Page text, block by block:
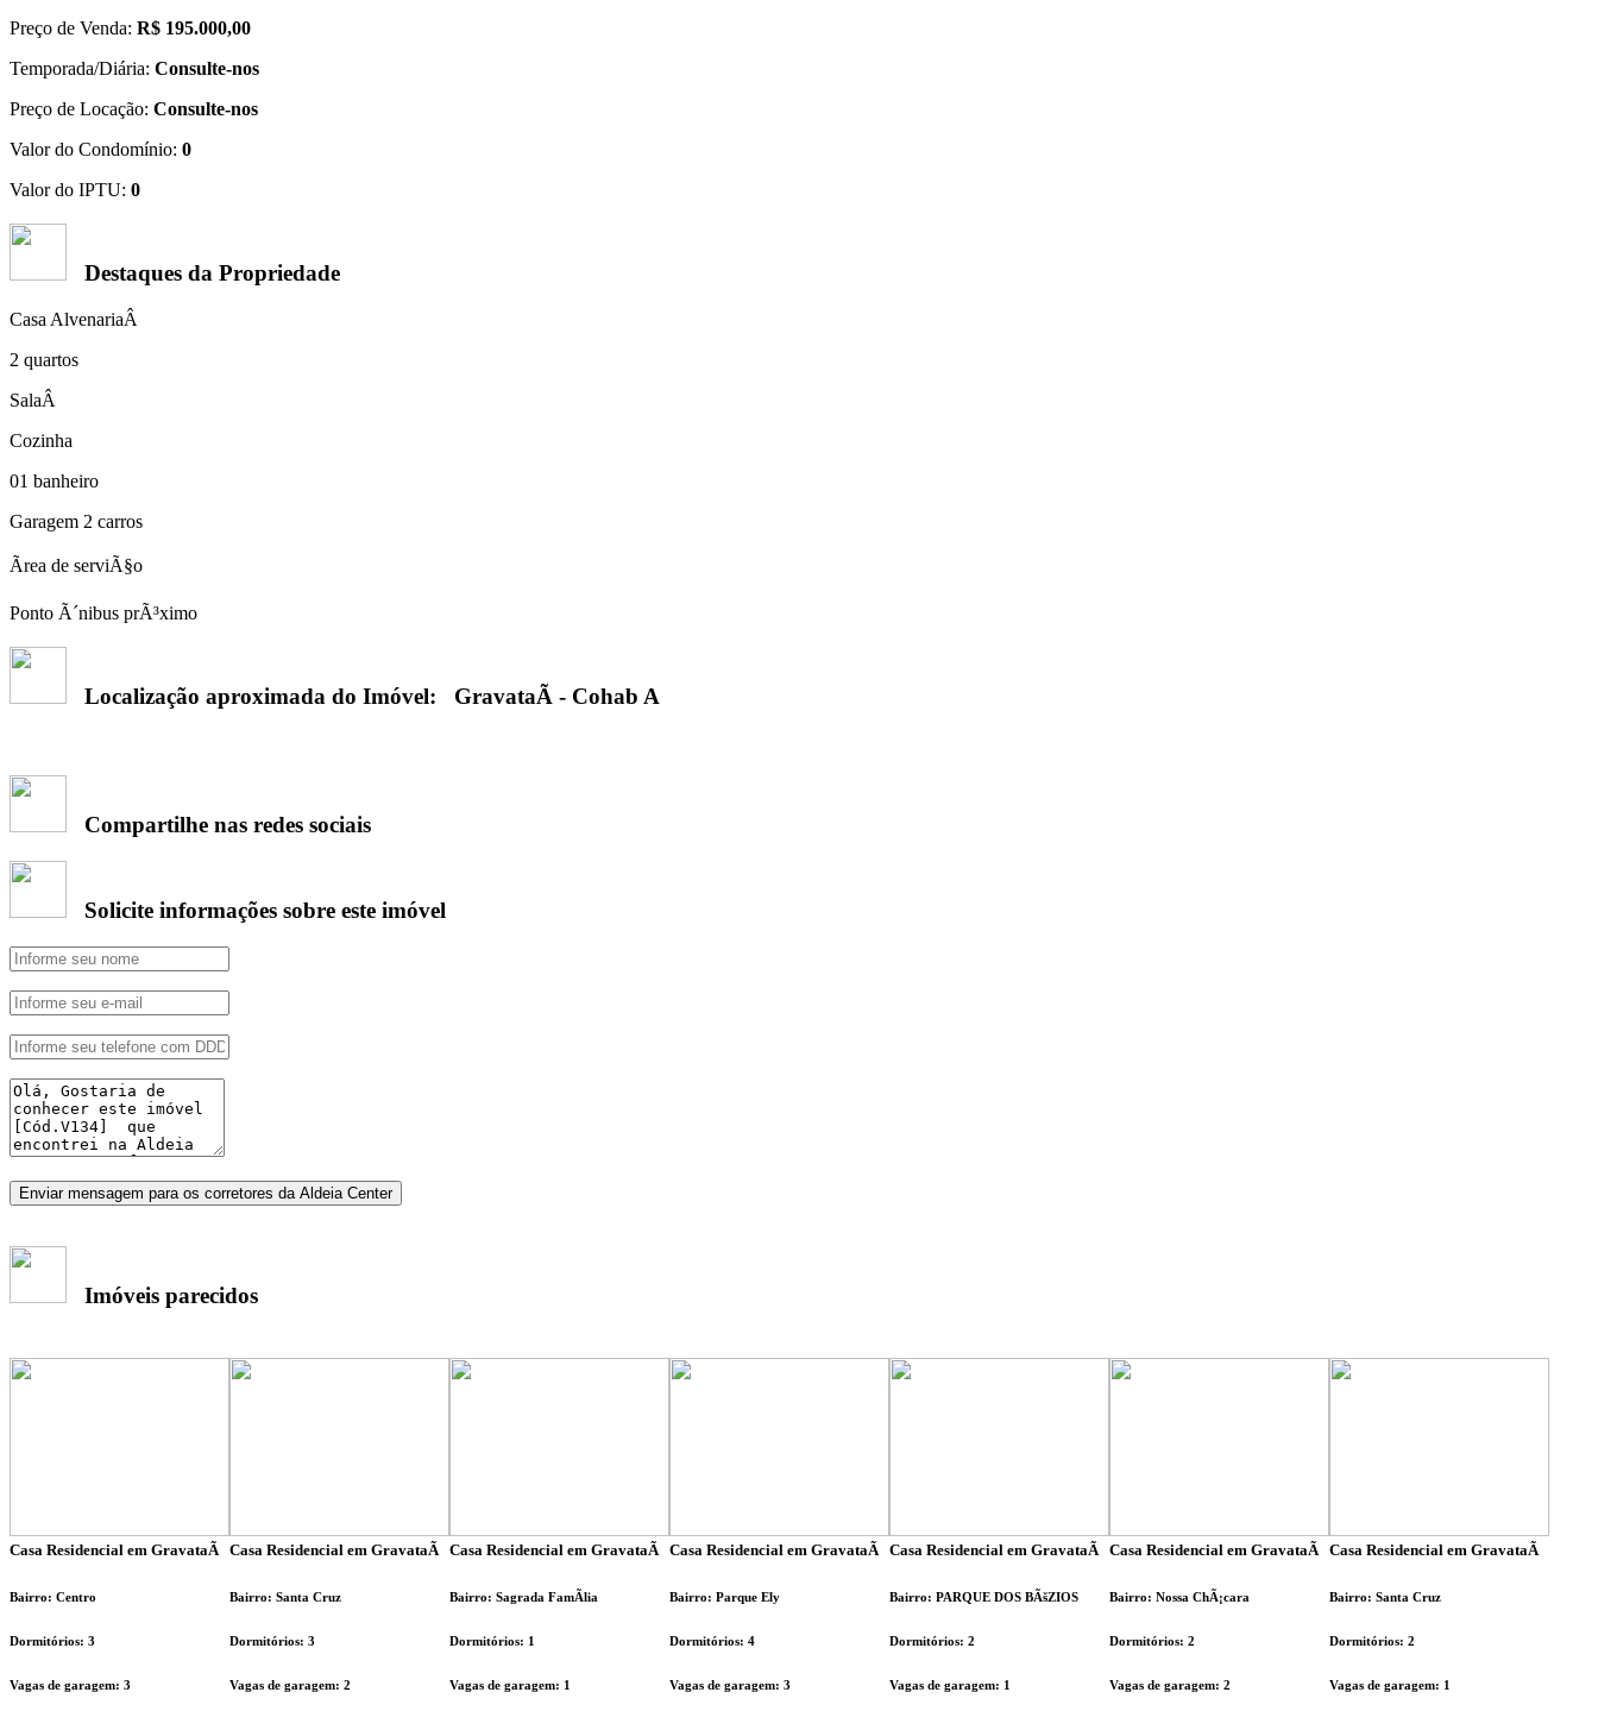
Preço de Venda: R$ 195.000,00
Temporada/Diária: Consulte-nos
Preço de Locação: Consulte-nos
Valor do Condomínio: 0
Valor do IPTU: 0
Destaques da Propriedade
Casa AlvenariaÂ
2 quartos
SalaÂ
Cozinha
01 banheiro
Garagem 2 carros
Ãrea de serviÃ§o
Ponto Ã´nibus prÃ³ximo
Localização aproximada do Imóvel: GravataÃ­ - Cohab A
Compartilhe nas redes sociais
Solicite informações sobre este imóvel
Enviar mensagem para os corretores da Aldeia Center
Imóveis parecidos
Casa Residencial em GravataÃ­
Bairro: Centro
Dormitórios: 3
Vagas de garagem: 3
Casa Residencial em GravataÃ­
Bairro: Santa Cruz
Dormitórios: 3
Vagas de garagem: 2
Casa Residencial em GravataÃ­
Bairro: Sagrada FamÃ­lia
Dormitórios: 1
Vagas de garagem: 1
Casa Residencial em GravataÃ­
Bairro: Parque Ely
Dormitórios: 4
Vagas de garagem: 3
Casa Residencial em GravataÃ­
Bairro: PARQUE DOS BÃšZIOS
Dormitórios: 2
Vagas de garagem: 1
Casa Residencial em GravataÃ­
Bairro: Nossa ChÃ¡cara
Dormitórios: 2
Vagas de garagem: 2
Casa Residencial em GravataÃ­
Bairro: Santa Cruz
Dormitórios: 2
Vagas de garagem: 1